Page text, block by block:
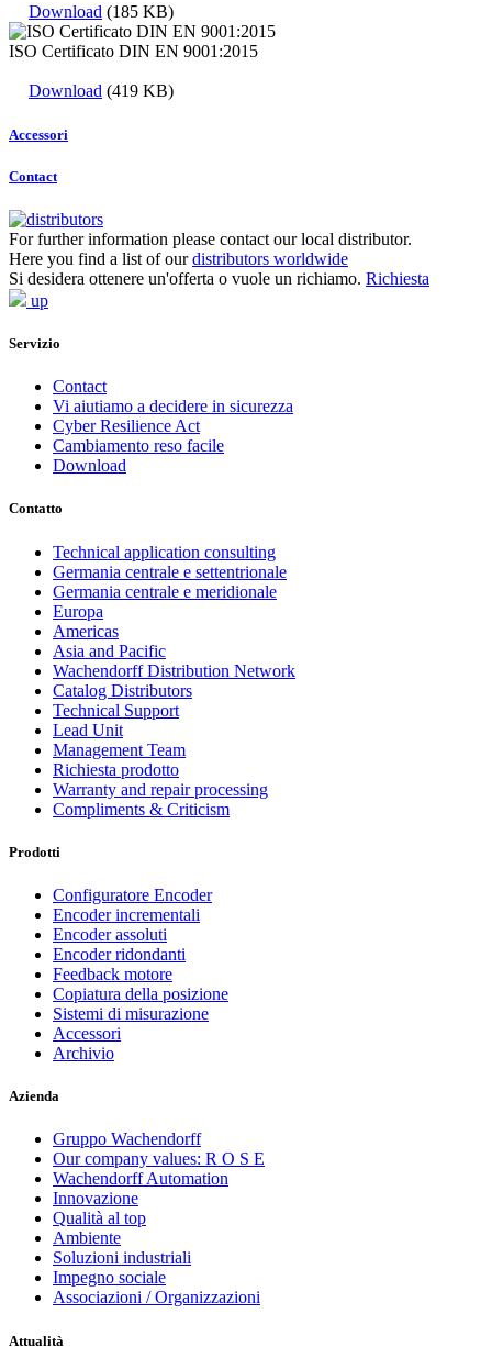
Download (185 KB)
ISO Certificato DIN EN 9001:2015
Download (419 KB)
Accessori
Contact
For further information please contact our local distributor.
Here you find a list of ourdistributors worldwide
Si desidera ottenere un'offerta o vuole un richiamo. Richiesta
up
Servizio
Contact
Vi aiutiamo a decidere in sicurezza
Cyber Resilience Act
Cambiamento reso facile
Download
Contatto
Technical application consulting
Germania centrale e settentrionale
Germania centrale e meridionale
Europa
Americas
Asia and Pacific
Wachendorff Distribution Network
Catalog Distributors
Technical Support
Lead Unit
Management Team
Richiesta prodotto
Warranty and repair processing
Compliments & Criticism
Prodotti
Configuratore Encoder
Encoder incrementali
Encoder assoluti
Encoder ridondanti
Feedback motore
Copiatura della posizione
Sistemi di misurazione
Accessori
Archivio
Azienda
Gruppo Wachendorff
Our company values: R O S E
Wachendorff Automation
Innovazione
Qualità al top
Ambiente
Soluzioni industriali
Impegno sociale
Associazioni / Organizzazioni
Attualità